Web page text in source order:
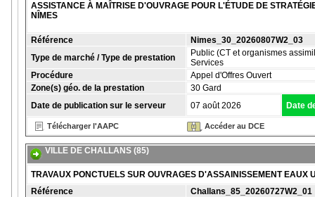
ASSISTANCE À MAÎTRISE D'OUVRAGE POUR L'ÉTUDE DE
NÎMES
Référence
Nimes_30_20260807W2_03
Type de marché / Type de prestation
Public (CT et organismes
Services
Procédure
Appel d'Offres Ouvert
Zone(s) géo. de la prestation
30 Gard
Date de publication sur le serveur
07 août 2026 Date
Télécharger l'AAPC Accéder au DCE
VILLE DE CHALLANS (85)
TRAVAUX PONCTUELS SUR OUVRAGES D'ASSAINISSEMENT EAUX
Référence
Challans_85_20260727W2_01